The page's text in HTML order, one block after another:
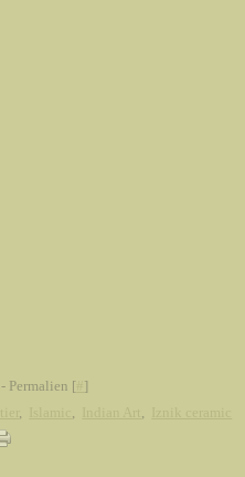
- Permalien [ ]
, , ,